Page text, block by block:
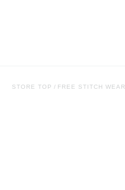
STORE TOP FREE STITCH WEAR